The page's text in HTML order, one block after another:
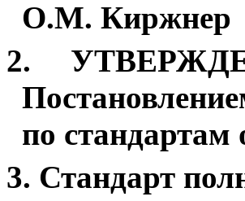
О.М. Киржнер
2.
по
3. Стандарт